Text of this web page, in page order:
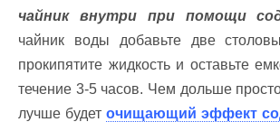
чайник внутри при помощи
чайник воды добавьте две
прокипятите жидкость и оставьте
течение 3-5 часов. Чем дольше
лучше будет очищающий эффект